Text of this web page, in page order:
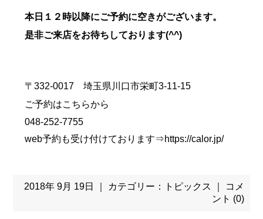
本日１２時以降にご予約に空きがございます。
是非ご来店をお待ちしております(^^)
〒332-0017 埼玉県川口市栄町3-11-15
ご予約はこちらから
048-252-7755
web予約も受け付けております⇒https://calor.jp/
2018年 9月 19日 ｜ カテゴリー： トピックス
コメ
ント (0)